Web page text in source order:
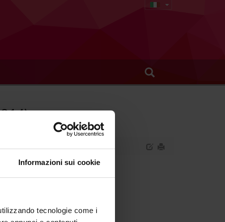
Informazioni sui cookie
tecnologie come i
cardiorespiratorie.